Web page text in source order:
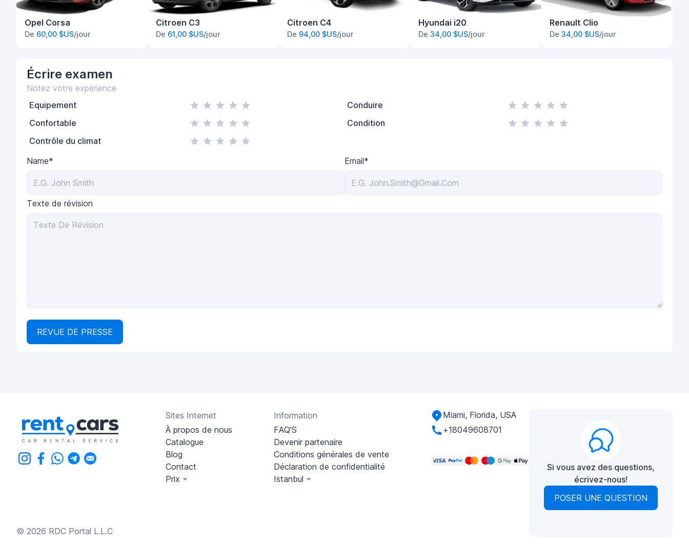
Opel Corsa
De 60,00 $US/jour
Citroen C3
De 61,00 $US/jour
Citroen C4
De 94,00 $US/jour
Hyundai i20
De 34,00 $US/jour
Renault Clio
De 34,00 $US/jour
Écrire examen
Notez votre expérience
Equipement
Confortable
Contrôle du climat
Conduire
Condition
Name* Email*
Texte de révision
REVUE DE PRESSE
© 2026 RDC Portal L.L.C
Sites Internet
À propos de nous
Catalogue
Blog
Contact
Prix
Information
FAQ'S
Devenir partenaire
Conditions générales de vente
Déclaration de confidentialité
Istanbul
Miami, Florida, USA
+18049608701
Si vous avez des questions,
écrivez-nous!
POSER UNE QUESTION